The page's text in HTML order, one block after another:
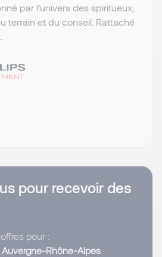
par l’univers des spiritueux,
terrain et du conseil. Rattaché
pour recevoir des
pour :
Auvergne-Rhône-Alpes